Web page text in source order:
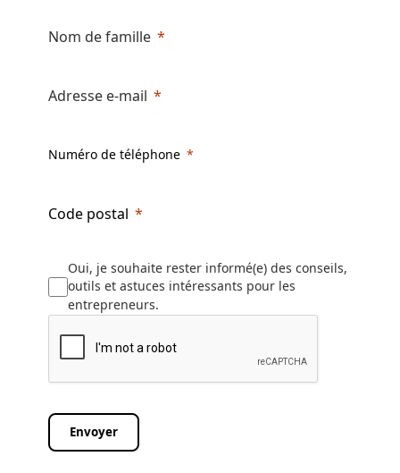
Nom de famille
Adresse e-mail
Numéro de téléphone
Code postal
Oui, je souhaite rester informé(e) des conseils,
outils et astuces intéressants pour les
entrepreneurs.
Envoyer